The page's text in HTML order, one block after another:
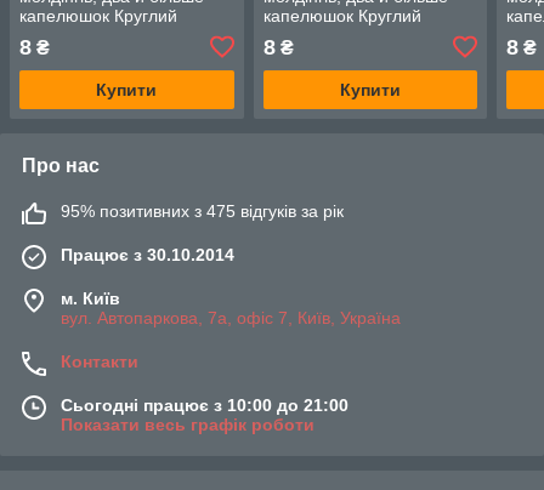
капелюшок Круглий
капелюшок — Toyota Yaris
8 ₴
Купити
капелюшок Круглий
капелюшок — Toyota Yaris
8₴
Купити
8 ₴
Про нас
95% позитивних з 475 відгуків за рік
Працює з 30.10.2014
м. Київ
вул. Автопаркова, 7а, офіс 7, Київ, Україна
Контакти
Сьогодні працює з 10:00 до 21:00
Показати весь графік роботи